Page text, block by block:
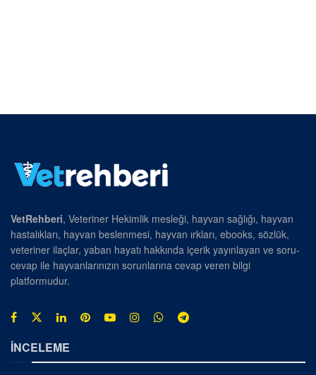
VetRehberi, Veteriner Hekimlik mesleği, hayvan sağlığı, hayvan
hastalıkları, hayvan beslenmesi, hayvan ırkları, ebooks, sözlük,
veteriner ilaçlar, yaban hayatı hakkında içerik yayınlayan ve soru-
cevap ile hayvanlarınızın sorunlarına cevap veren bilgi
platformudur.
İNCELEME